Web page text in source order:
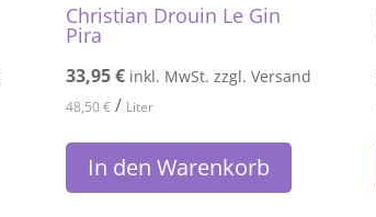
Christian Drouin Le Gin
Pira
33,95€ inkl. MwSt. zzgl. Versand
48,50€/ Liter
In den Warenkorb